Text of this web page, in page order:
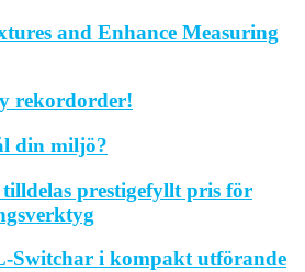
and Enhance Measuring
rekordorder!
din miljö?
prestigefyllt pris för
Switchar i kompakt utförande